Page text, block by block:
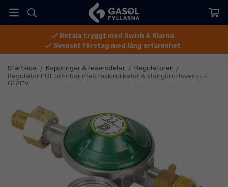
Betala tryggt med Swish & Klarna
Svenskt företag med lång erfarenhet
Startsida / Kopplingar & reservdelar / Regulatorer
/
Regulator POL 30mbar med läckindikator & slangbrottsventil -
G1/4"V